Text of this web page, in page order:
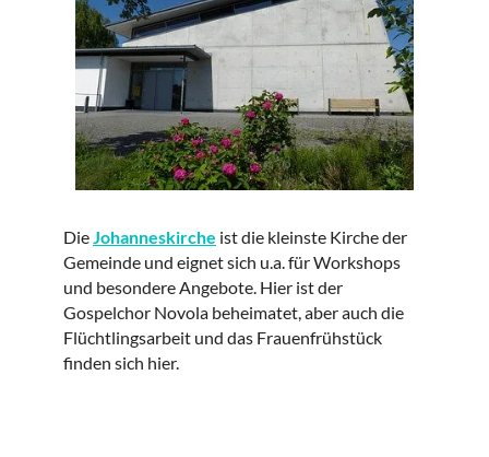
DieJohanneskirche ist die kleinste Kirche der
Gemeinde und eignet sich u.a. für Workshops
und besondere Angebote. Hier ist der
Gospelchor Novola beheimatet, aber auch die
Flüchtlingsarbeit und das Frauenfrühstück
finden sich hier.